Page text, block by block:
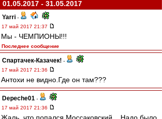
01.05.2017 - 31.05.2017
Yarri -
17 май 2017 21:37
Мы - ЧЕМПИОНЫ!!!
Последнее сообщение
Спартачек-Казачек! -
17 май 2017 21:36
Антохи не видно.Где он там???
Depeche01 -
17 май 2017 21:36